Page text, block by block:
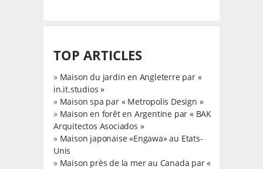
TOP ARTICLES
» Maison du jardin en Angleterre par «
in.it.studios »
» Maison spa par « Metropolis Design »
» Maison en forêt en Argentine par « BAK
Arquitectos Asociados »
» Maison japonaise «Engawa» au Etats-
Unis
» Maison près de la mer au Canada par «